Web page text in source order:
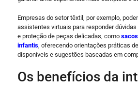
Empresas do setor têxtil, por exemplo,
assistentes virtuais para responder
e proteção de peças delicadas, como
infantis, oferecendo orientações práticas
disponíveis e sugestões baseadas em
Os benefícios da